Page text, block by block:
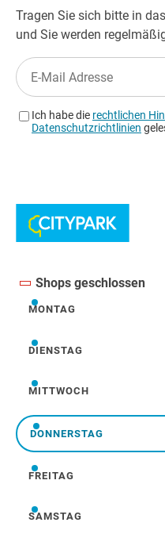
Shops geschlossen
Montag
MONTAG
Dienstag
DIENSTAG
Mittwoch
MITTWOCH
Donnerstag
DONNERSTAG
Freitag
FREITAG
Samstag
SAMSTAG